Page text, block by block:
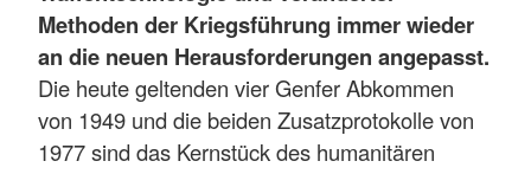
Methoden der Kriegsführung immer wieder
an die neuen Herausforderungen angepasst.
Die heute geltenden vier Genfer Abkommen
von 1949 und die beiden Zusatzprotokolle von
1977 sind das Kernstück des humanitären